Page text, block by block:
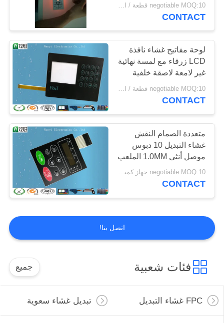
CONTACT
لوحة مفاتيح غشاء نافذة
LCD زرقاء مع لمسة نهائية
غير لامعة لاصقة خلفية
3M468
negotiable MOQ:10 قطعة / الوحدة
CONTACT
متعددة الصمام النقش
غشاء التبديل 10 دبوس
موصل أنثى 1.0MM الملعب
negotiable MOQ:10 جهاز كمبيوتر شخصى / الكثير
CONTACT
اتصل بنا!
فئات شعبية جميع
FPC غشاء التبديل تبديل غشاء سعوية